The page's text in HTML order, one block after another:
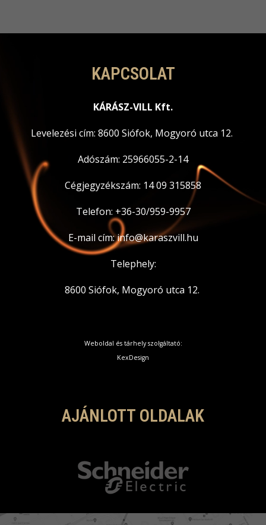
KAPCSOLAT
KÁRÁSZ-VILL Kft.
Levelezési cím: 8600 Siófok, Mogyoró utca 12.
Adószám: 25966055-2-14
Cégjegyzékszám: 14 09 315858
Telefon: +36-30/959-9957
E-mail cím: info@karaszvill.hu
Telephely:
8600 Siófok, Mogyoró utca 12.
Weboldal és tárhely szolgáltató:
KexDesign
AJÁNLOTT OLDALAK